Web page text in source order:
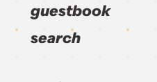
guestbook
search